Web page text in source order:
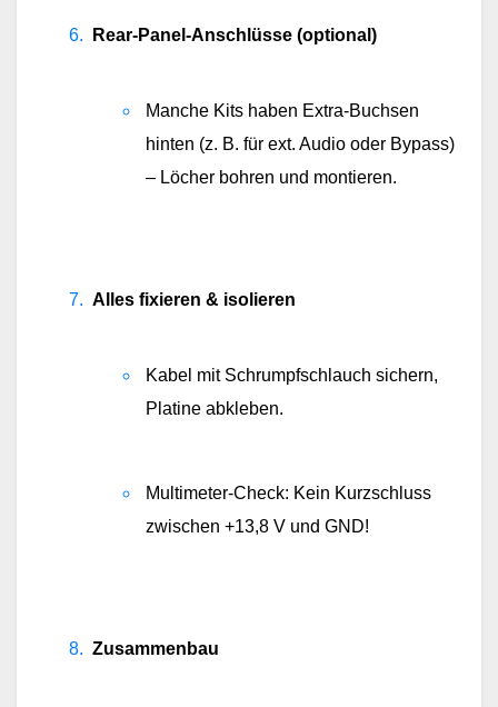
Rear-Panel-Anschlüsse (optional)
Manche Kits haben Extra-Buchsen
hinten (z. B. für ext. Audio oder Bypass)
– Löcher bohren und montieren.
Alles fixieren & isolieren
Kabel mit Schrumpfschlauch sichern,
Platine abkleben.
Multimeter-Check: Kein Kurzschluss
zwischen +13,8 V und GND!
Zusammenbau